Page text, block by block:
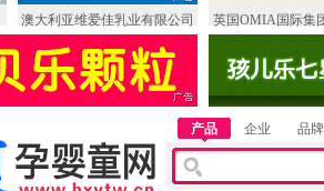
澳大利亚维爱佳乳业有限公司 英国OMIA国际集
产品 企业 品牌